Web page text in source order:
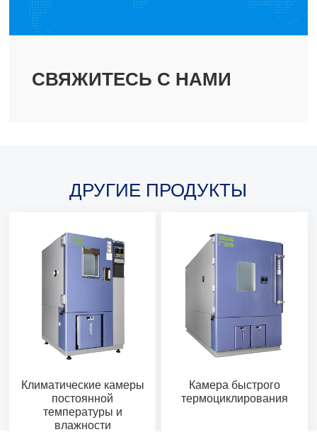
СВЯЖИТЕСЬ С НАМИ
ДРУГИЕ ПРОДУКТЫ
Климатические камеры
постоянной
температуры и
влажности
Камера быстрого
термоциклирования